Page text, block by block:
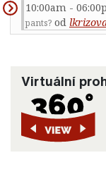
10:00am -
pants? od
Virtuální